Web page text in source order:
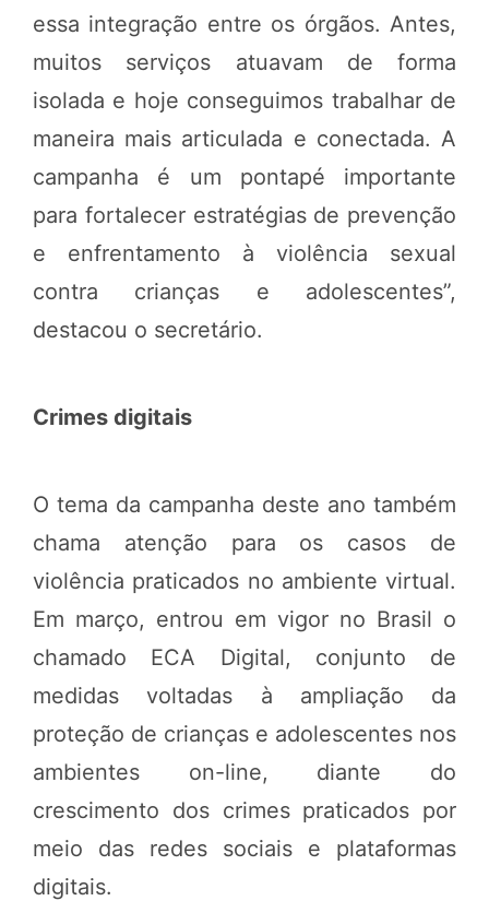
essa integração entre os órgãos. Antes,
muitos serviços atuavam de forma
isolada e hoje conseguimos trabalhar de
maneira mais articulada e conectada. A
campanha é um pontapé importante
para fortalecer estratégias de prevenção
e enfrentamento à violência sexual
contra crianças e adolescentes”,
destacou o secretário.
Crimes digitais
O tema da campanha deste ano também
chama atenção para os casos de
violência praticados no ambiente virtual.
Em março, entrou em vigor no Brasil o
chamado ECA Digital, conjunto de
medidas voltadas à ampliação da
proteção de crianças e adolescentes nos
ambientes on-line, diante do
crescimento dos crimes praticados por
meio das redes sociais e plataformas
digitais.